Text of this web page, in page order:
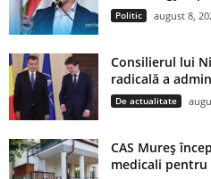
Politic august 8,
Consilierul lui
radicală a
De actualitate
CAS Mureș
medicali